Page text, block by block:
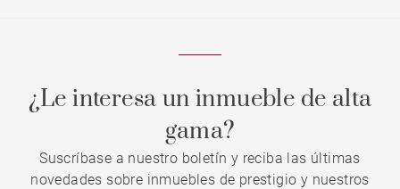
¿Le interesa un inmueble de alta
gama?
Suscríbase a nuestro boletín y reciba las últimas
novedades sobre inmuebles de prestigio y nuestros